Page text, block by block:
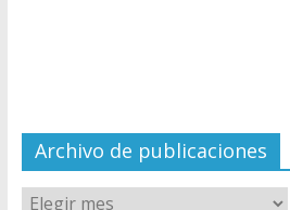
el
Archivo de publicaciones